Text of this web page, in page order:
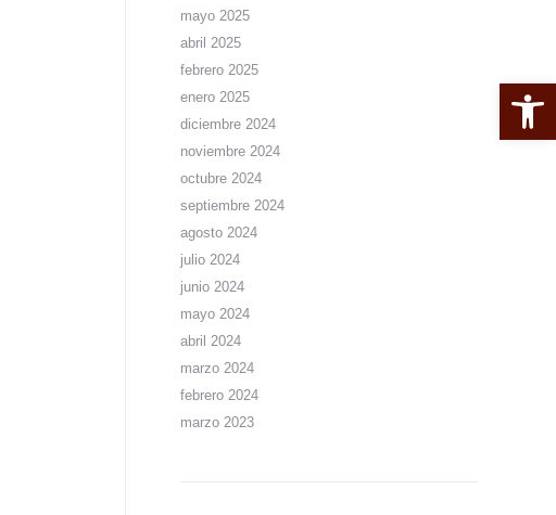
Abrir
mayo 2025
abril 2025
febrero 2025
enero 2025
diciembre 2024
noviembre 2024
octubre 2024
septiembre 2024
agosto 2024
julio 2024
junio 2024
mayo 2024
abril 2024
marzo 2024
febrero 2024
marzo 2023